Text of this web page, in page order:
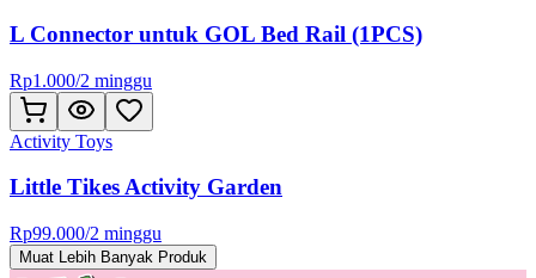
L Connector untuk GOL Bed Rail (1PCS)
Rp1.000/2 minggu
Activity Toys
Little Tikes Activity Garden
Rp99.000/2 minggu
Muat Lebih Banyak Produk